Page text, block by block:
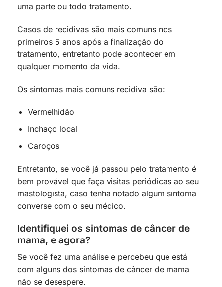
uma parte ou todo tratamento.
Casos de recidivas são mais comuns nos
primeiros 5 anos após a finalização do
tratamento, entretanto pode acontecer em
qualquer momento da vida.
Os sintomas mais comuns recidiva são:
Vermelhidão
Inchaço local
Caroços
Entretanto, se você já passou pelo tratamento é
bem provável que faça visitas periódicas ao seu
mastologista, caso tenha notado algum sintoma
converse com o seu médico.
Identifiquei os sintomas de câncer de
mama, e agora?
Se você fez uma análise e percebeu que está
com alguns dos sintomas de câncer de mama
não se desespere.